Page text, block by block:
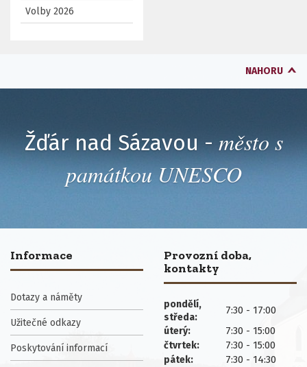
Volby 2026
NAHORU
Žďár nad Sázavou - město s
památkou UNESCO
Informace
Dotazy a náměty
Užitečné odkazy
Poskytování informací
Provozní doba,
kontakty
pondělí,
středa:
7:30 - 17:00
úterý: 7:30 - 15:00
čtvrtek: 7:30 - 15:00
pátek:
7:30 - 14:30